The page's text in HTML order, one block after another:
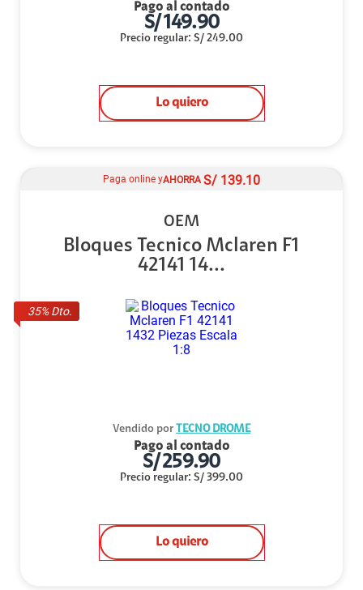
Pago al contado
S/149.90
Precio regular: S/ 249.00
Lo quiero
35% Dto.
Paga online yAHORRA S/ 139.10
OEM
Bloques Tecnico Mclaren F1
42141 14...
Vendido por TECNO DROME
Pago al contado
S/259.90
Precio regular: S/ 399.00
Lo quiero